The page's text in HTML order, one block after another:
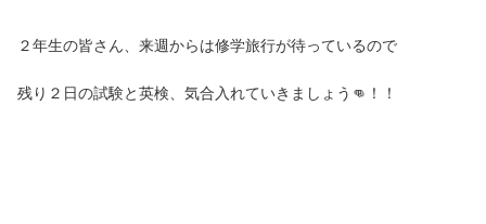
２年生の皆さん、来週からは修学旅行が待っているので
残り２日の試験と英検、気合入れていきましょう👊！！